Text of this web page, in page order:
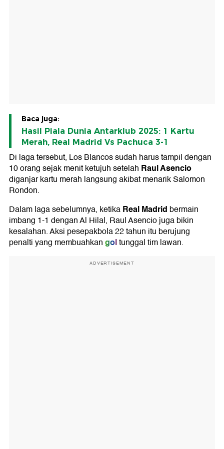
Baca juga:
Hasil Piala Dunia Antarklub 2025: 1 Kartu
Merah, Real Madrid Vs Pachuca 3-1
Di laga tersebut, Los Blancos sudah harus tampil dengan
10 orang sejak menit ketujuh setelah Raul Asencio
diganjar kartu merah langsung akibat menarik Salomon
Rondon.
Dalam laga sebelumnya, ketikaReal Madrid bermain
imbang 1-1 dengan Al Hilal, Raul Asencio juga bikin
kesalahan. Aksi pesepakbola 22 tahun itu berujung
penalti yang membuahkangoltunggal tim lawan.
ADVERTISEMENT